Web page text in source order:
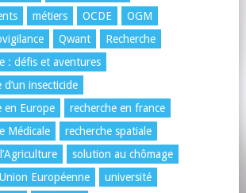
métiers OCDE
OGM
Qwant
Recherche
: défis et aventures
d’un insecticide
en Europe
recherche en france
Médicale
recherche spatiale
solution au chômage
Union Européenne
université